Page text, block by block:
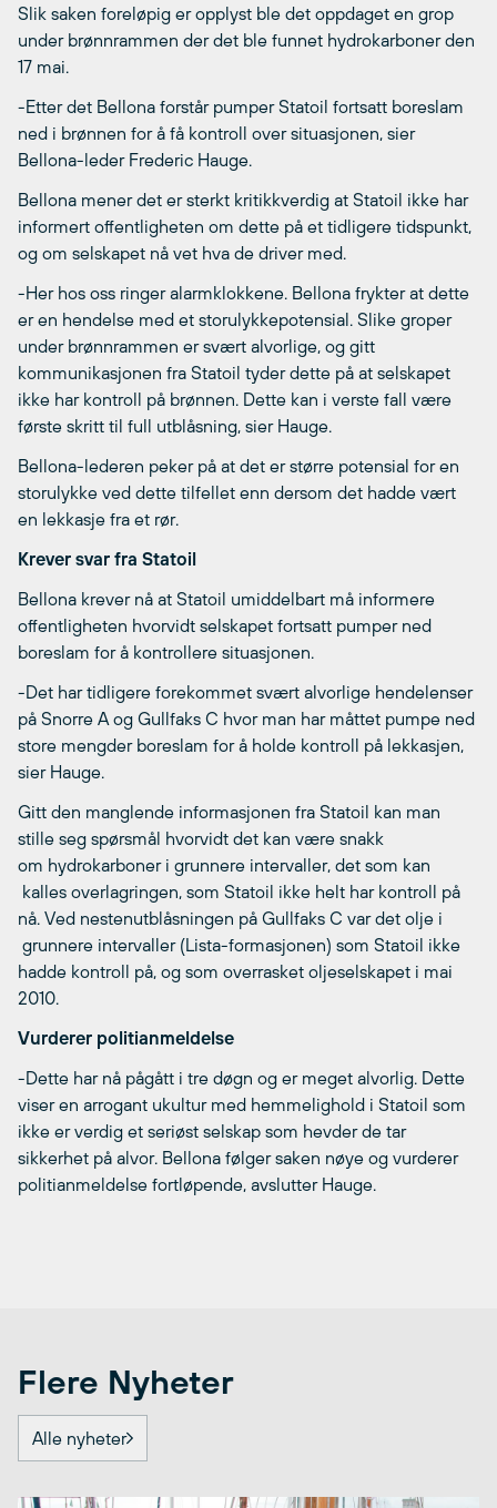
Slik saken foreløpig er opplyst ble det oppdaget en grop
under brønnrammen der det ble funnet hydrokarboner den
17 mai.
-Etter det Bellona forstår pumper Statoil fortsatt boreslam
ned i brønnen for å få kontroll over situasjonen, sier
Bellona-leder Frederic Hauge.
Bellona mener det er sterkt kritikkverdig at Statoil ikke har
informert offentligheten om dette på et tidligere tidspunkt,
og om selskapet nå vet hva de driver med.
-Her hos oss ringer alarmklokkene. Bellona frykter at dette
er en hendelse med et storulykkepotensial. Slike groper
under brønnrammen er svært alvorlige, og gitt
kommunikasjonen fra Statoil tyder dette på at selskapet
ikke har kontroll på brønnen. Dette kan i verste fall være
første skritt til full utblåsning, sier Hauge.
Bellona-lederen peker på at det er større potensial for en
storulykke ved dette tilfellet enn dersom det hadde vært
en lekkasje fra et rør.
Krever svar fra Statoil
Bellona krever nå at Statoil umiddelbart må informere
offentligheten hvorvidt selskapet fortsatt pumper ned
boreslam for å kontrollere situasjonen.
-Det har tidligere forekommet svært alvorlige hendelenser
på Snorre A og Gullfaks C hvor man har måttet pumpe ned
store mengder boreslam for å holde kontroll på lekkasjen,
sier Hauge.
Gitt den manglende informasjonen fra Statoil kan man
stille seg spørsmål hvorvidt det kan være snakk
om hydrokarboner i grunnere intervaller, det som kan
kalles overlagringen, som Statoil ikke helt har kontroll på
nå. Ved nestenutblåsningen på Gullfaks C var det olje i
grunnere intervaller (Lista-formasjonen) som Statoil ikke
hadde kontroll på, og som overrasket oljeselskapet i mai
2010.
Vurderer politianmeldelse
-Dette har nå pågått i tre døgn og er meget alvorlig. Dette
viser en arrogant ukultur med hemmelighold i Statoil som
ikke er verdig et seriøst selskap som hevder de tar
sikkerhet på alvor. Bellona følger saken nøye og vurderer
politianmeldelse fortløpende, avslutter Hauge.
Flere Nyheter
Alle nyheter